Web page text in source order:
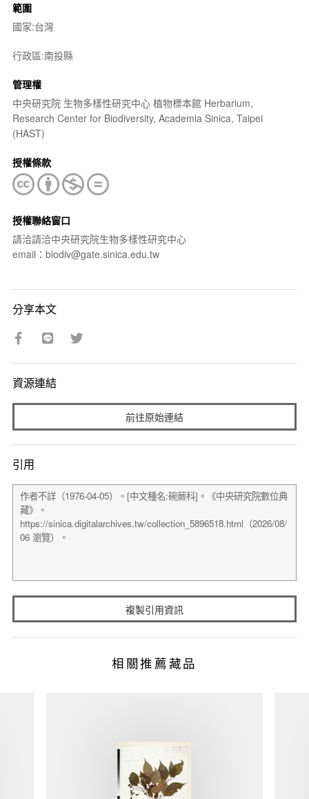
範圍
國家:台灣
行政區:南投縣
管理權
中央研究院 生物多樣性研究中心 植物標本館 Herbarium,
Research Center for Biodiversity, Academia Sinica, Taipei
(HAST)
授權條款
授權聯絡窗口
請洽請洽中央研究院生物多樣性研究中心
email：biodiv@gate.sinica.edu.tw
分享本文
資源連結
前往原始連結
引用
複製引用資訊
相關推薦藏品